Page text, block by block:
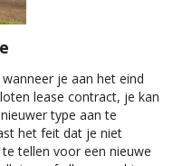
je aan het eind
lease contract, je kan
type aan te
het feit dat je niet
tellen voor een nieuwe